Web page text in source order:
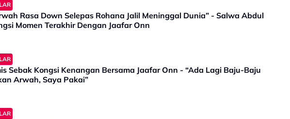
Rasa Down Selepas Rohana Jalil Meninggal Dunia” - Salwa Abdul
Momen Terakhir Dengan Jaafar Onn
Sebak Kongsi Kenangan Bersama Jaafar Onn - “Ada Lagi Baju-Baju
Arwah, Saya Pakai”